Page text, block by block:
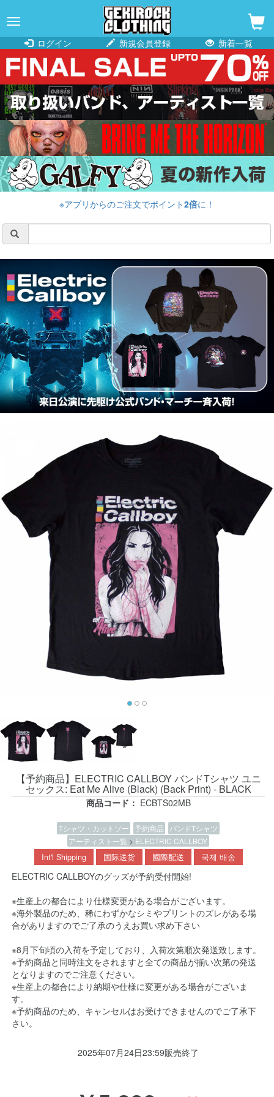
navigation
ログイン
新規会員登録 新着一覧
※アプリからのご注文でポイント2倍に！
【予約商品】ELECTRIC CALLBOY バンドTシャツ ユニ
セックス: Eat Me Alive (Black) (Back Print) - BLACK
商品コード： ECBTS02MB
Tシャツ・カットソー 予約商品
バンドTシャツ
アーティスト一覧 > ELECTRIC CALLBOY
Int'l Shipping 国际送货 國際配送 국제 배송
ELECTRIC CALLBOYのグッズが予約受付開始!
※生産上の都合により仕様変更がある場合がございます。
※海外製品のため、稀にわずかなシミやプリントのズレがある場
合がありますのでご了承のうえお買い求め下さい
※8月下旬頃の入荷を予定しており、入荷次第順次発送致します。
※予約商品と同時注文をされますと全ての商品が揃い次第の発送
となりますのでご注意ください。
※生産上の都合により納期や仕様に変更がある場合がございま
す。
※予約商品のため、キャンセルはお受けできませんのでご了承下
さい。
2025年07月24日23:59販売終了